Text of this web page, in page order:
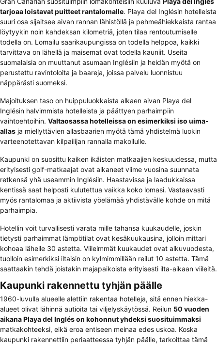
tarjoaa loistavat puitteet rantalomalle. Playa del Inglésin hotelleista
suuri osa sijaitsee aivan rannan lähistöllä ja pehmeähiekkaista rantaa
löytyykin noin kahdeksan kilometriä, joten tilaa rentoutumiselle
todella on. Lomailu saarikaupungissa on todella helppoa, kaikki
tarvittava on lähellä ja maisemat ovat todella kauniit. Useita
suomalaisia on muuttanut asumaan Inglésiin ja heidän myötä on
perustettu ravintoloita ja baareja, joissa palvelu luonnistuu
näppärästi suomeksi.
Majoituksen taso on huippuluokkaista alkaen aivan Playa del
Inglésin halvimmista hotelleista ja päättyen parhaimpiin
vaihtoehtoihin. Valtaosassa hotelleissa on esimerkiksi iso uima-
allas ja miellyttävien allasbaarien myötä tämä yhdistelmä luokin
varteenotettavan kilpailijan rannalla makoilulle.
Kaupunki on suosittu kaiken ikäisten matkaajien keskuudessa, mutta
erityisesti golf-matkaajat ovat alkaneet viime vuosina suunnata
retkensä yhä useammin Inglésiin. Haastavissa ja laadukkaissa
kentissä saat helposti kulutettua vaikka koko lomasi. Vastaavasti
myös rantalomaa ja aktiivista yöelämää yhdistävälle kohde on mitä
parhaimpia.
Hotellin voit turvallisesti varata mille tahansa kuukaudelle, joskin
tietysti parhaimmat lämpötilat ovat kesäkuukausina, jolloin mittari
kohoaa lähelle 30 astetta. Viileimmät kuukaudet ovat alkuvuodesta,
tuolloin esimerkiksi iltaisin on kylmimmillään reilut 10 astetta. Tämä
saattaakin tehdä joistakin majapaikoista erityisesti ilta-aikaan viileitä.
Kaupunki rakennettu tyhjän päälle
1960-luvulla alueelle alettiin rakentaa hotelleja, sitä ennen hiekka-
alueet olivat lähinnä autioita tai viljelyskäytössä. Reilun 50 vuoden
aikana Playa del Inglés on kohonnut yhdeksi suosituimmaksi
matkakohteeksi, eikä eroa entiseen meinaa edes uskoa. Koska
kaupunki rakennettiin periaatteessa tyhjän päälle, tarkoittaa tämä